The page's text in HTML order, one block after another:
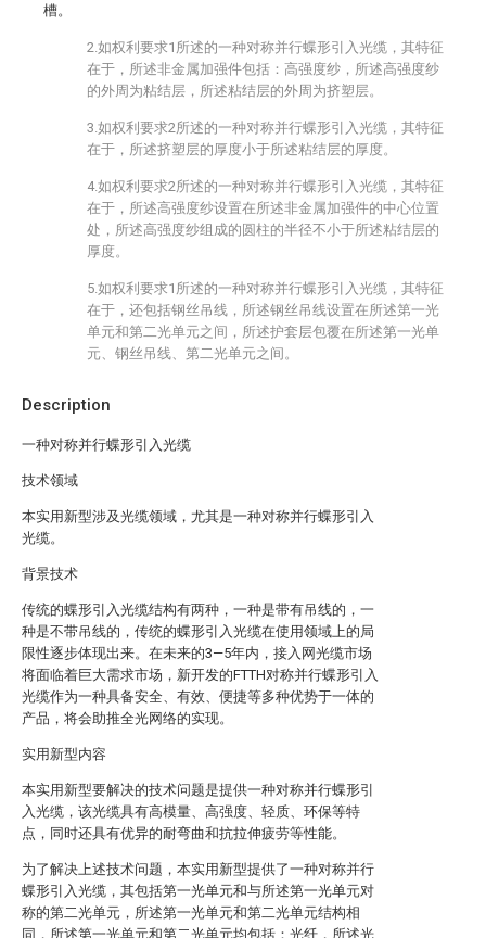
Description
一种对称并行蝶形引入光缆
技术领域
本实用新型涉及光缆领域，尤其是一种对称并行蝶形引入
光缆。
背景技术
传统的蝶形引入光缆结构有两种，一种是带有吊线的，一
种是不带吊线的，传统的蝶形引入光缆在使用领域上的局
限性逐步体现出来。在未来的3—5年内，接入网光缆市场
将面临着巨大需求市场，新开发的FTTH对称并行蝶形引入
光缆作为一种具备安全、有效、便捷等多种优势于一体的
产品，将会助推全光网络的实现。
实用新型内容
本实用新型要解决的技术问题是提供一种对称并行蝶形引
入光缆，该光缆具有高模量、高强度、轻质、环保等特
点，同时还具有优异的耐弯曲和抗拉伸疲劳等性能。
为了解决上述技术问题，本实用新型提供了一种对称并行
蝶形引入光缆，其包括第一光单元和与所述第一光单元对
称的第二光单元，所述第一光单元和第二光单元结构相
同，所述第一光单元和第二光单元均包括：光纤，所述光
槽。
2.如权利要求1所述的一种对称并行蝶形引入光缆，其特征
在于，所述非金属加强件包括：高强度纱，所述高强度纱
的外周为粘结层，所述粘结层的外周为挤塑层。
3.如权利要求2所述的一种对称并行蝶形引入光缆，其特征
在于，所述挤塑层的厚度小于所述粘结层的厚度。
4.如权利要求2所述的一种对称并行蝶形引入光缆，其特征
在于，所述高强度纱设置在所述非金属加强件的中心位置
处，所述高强度纱组成的圆柱的半径不小于所述粘结层的
厚度。
5.如权利要求1所述的一种对称并行蝶形引入光缆，其特征
在于，还包括钢丝吊线，所述钢丝吊线设置在所述第一光
单元和第二光单元之间，所述护套层包覆在所述第一光单
元、钢丝吊线、第二光单元之间。